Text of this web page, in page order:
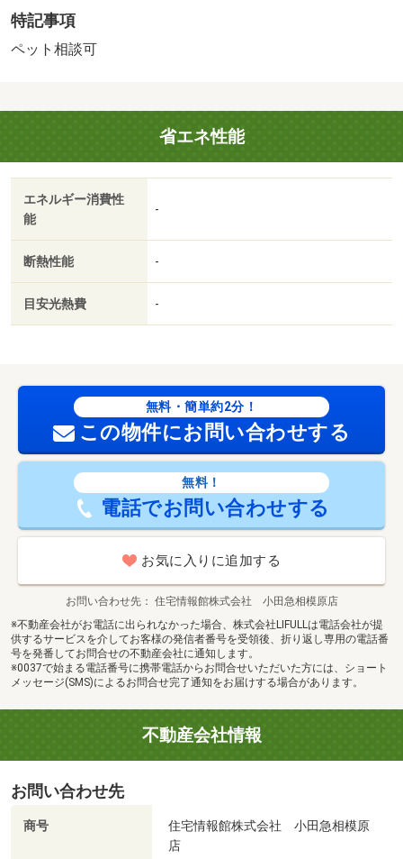
スーパー（960m）、コンビニ（330m）、ドラッグストア
（220m）
成瀬なかよし保育園（800m）
家具・調度品等は物件価格に含まれません。 ペット飼育
可能（管理規約制限有）
国土法届出：不要
敷金：なし
特記事項
ペット相談可
省エネ性能
エネルギー消費性
能
-
断熱性能 -
目安光熱費 -
無料・簡単約2分！
この物件にお問い合わせする
無料！
電話でお問い合わせする
お気に入りに追加する
お問い合わせ先
住宅情報館株式会社 小田急相模原店
※不動産会社がお電話に出られなかった場合、株式会社LIFULLは電話会社が提
供するサービスを介してお客様の発信者番号を受領後、折り返し専用の電話番
号を発番してお問合せの不動産会社に通知します。
※0037で始まる電話番号に携帯電話からお問合せいただいた方には、ショート
メッセージ(SMS)によるお問合せ完了通知をお届けする場合があります。
不動産会社情報
お問い合わせ先
商号
住宅情報館株式会社 小田急相模原
店